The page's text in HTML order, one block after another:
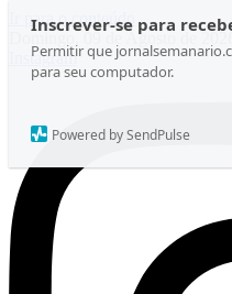
Inscrever-se para
Permitir que
para seu computador.
Powered by SendPulse
Ir para o conteúdo
Domingo, 09 de Agosto de 2026
Instagram